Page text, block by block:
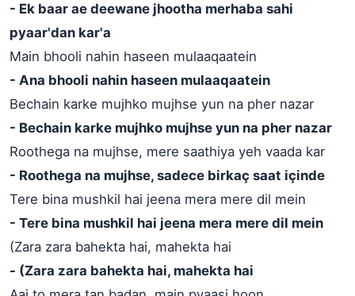
- Ek baar ae deewane jhootha merhaba sahi
pyaar'dan kar'a
Main bhooli nahin haseen mulaaqaatein
- Ana bhooli nahin haseen mulaaqaatein
Bechain karke mujhko mujhse yun na pher nazar
- Bechain karke mujhko mujhse yun na pher nazar
Roothega na mujhse, mere saathiya yeh vaada kar
- Roothega na mujhse, sadece birkaç saat içinde
Tere bina mushkil hai jeena mera mere dil mein
- Tere bina mushkil hai jeena mera mere dil mein
(Zara zara bahekta hai, mahekta hai
- (Zara zara bahekta hai, mahekta hai